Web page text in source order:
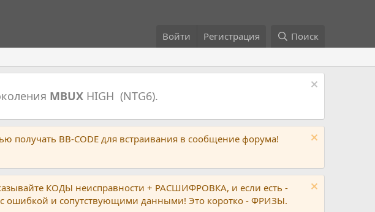
Войти Регистрация Поиск
MBUXHIGH (NTG6).
BB-CODE для встраивания в сообщение форума!
КОДЫ неисправности + РАСШИФРОВКА, и если есть -
ошибкой и сопутствующими данными! Это коротко - ФРИЗЫ.